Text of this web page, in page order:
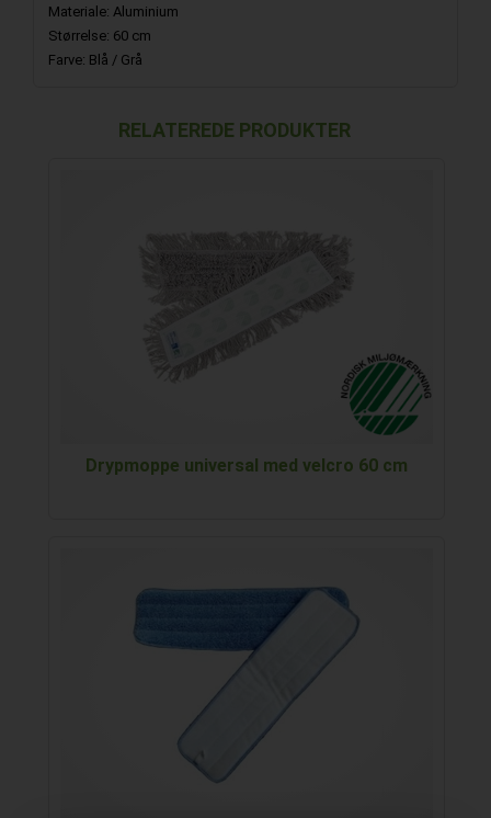
Materiale: Aluminium
Størrelse: 60 cm
Farve: Blå / Grå
RELATEREDE PRODUKTER
Drypmoppe universal med velcro 60 cm